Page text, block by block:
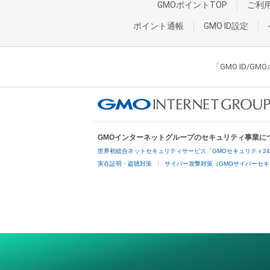
GMOポイントTOP ご利
ポイント通帳 GMO ID設定
「GMO ID/
GMOインターネットグループのセキュリティ事業に
世界初総合ネットセキュリティサービス「GMOセキュリティ
実在証明・盗聴対策
サイバー攻撃対策（GMOサイバーセ